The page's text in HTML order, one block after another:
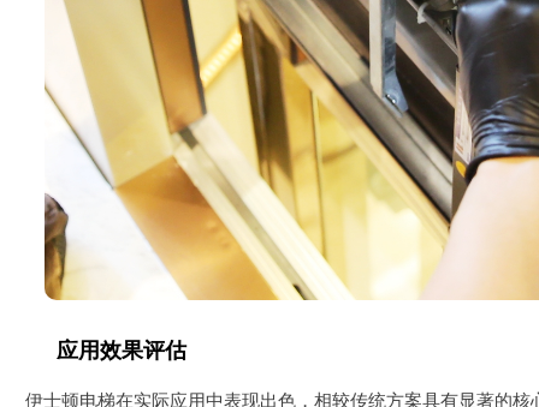
应用效果评估
伊士顿电梯在实际应用中表现出色，相较传统方案具有显著的